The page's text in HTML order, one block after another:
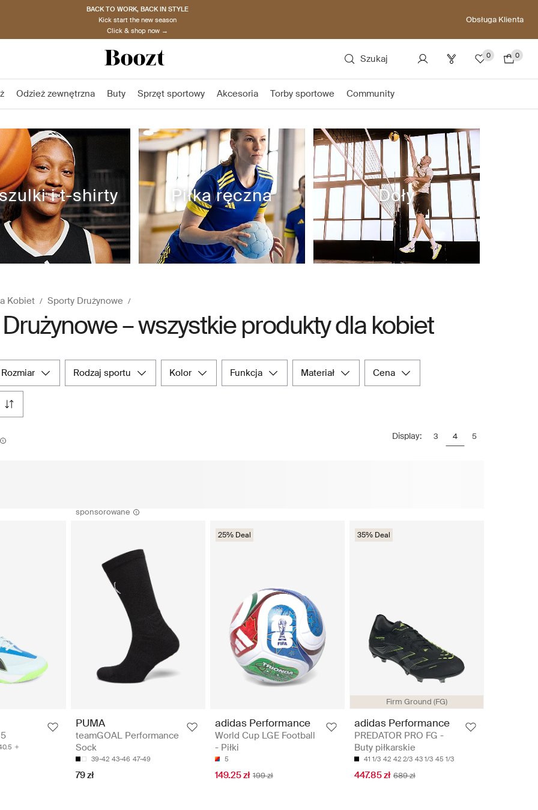
BACK TO WORK, BACK IN STYLE
Kick start the new season
Click & shop now →
Obsługa Klienta
Szukaj 0 0
Odzież zewnętrzna Buty Sprzęt sportowy Akcesoria Torby sportowe Community
i t-shirty Piłka ręczna Doły
Kobiet Sporty Drużynowe
– wszystkie produkty dla kobiet
rozmiar rodzaj sportu kolor funkcja materiał cena
Display: 3 4 5
sponsorowane
PUMA
teamGOAL Performance
Sock
39-42 43-46 47-49
79 zł
25% Deal
adidas Performance
World Cup LGE Football
- Piłki
5
149.25 zł 199 zł
Firm Ground (FG)
35% Deal
adidas Performance
PREDATOR PRO FG -
Buty piłkarskie
41 1/3 42 42 2/3 43 1/3 45 1/3
447.85 zł 689 zł